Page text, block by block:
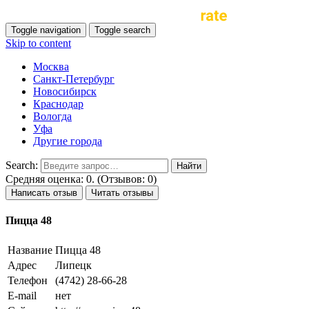
Toggle navigation Toggle search
Skip to content
Москва
Санкт-Петербург
Новосибирск
Краснодар
Вологда
Уфа
Другие города
Search:
Средняя оценка: 0. (Отзывов: 0)
Написать отзыв Читать отзывы
Пицца 48
Название Пицца 48
Адрес
Липецк
Телефон
(4742) 28-66-28
E-mail
нет